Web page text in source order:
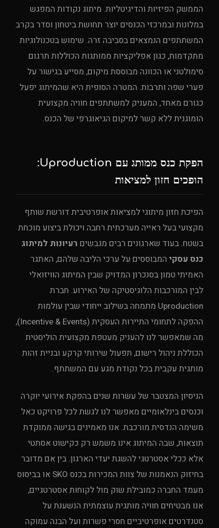
הממשק הפיזיות והדיגיטליות. מיתוג נקודות המפגש
במלונות ובמרכזי הכנסים יוצר תחושת ביטחון וסדר בקרב
המשתתפים הנמצאים בסביבה זרה. שימוש בטכנולוגיות
מתקדמות, כגון אפליקציות ממותגות הכוללות תרגום
סימולטני או הכוונה מבוססת מיקום, מסייע בגישור על
פערי שפה ותרבות. המטרה הסופית היא שהמיתוג יפעל
כגורם מאחד, המעניק למשתתפים חוויה מקצועית
הומוגנית ללא קשר למיקום הגיאוגרפי של הכנס.
הפקת כנס ממותג עם Uproduction:
הופכים חזון למציאות
הפיכת חזון מיתוגי למציאות אופרטיבית דורשת שותף
מקצועי בעל ראייה מערכתית רחבה ויכולת ביצוע מוכחת
בשטח. בעוד שארגונים רבים מגבשים רעיונות למיתוג
כנס עסקי המבוססים על ערכי הליבה שלהם, האתגר
האמיתי טמון בסנכרון המדויק שבין המיתוג הוויזואלי
לבין המורכבות הלוגיסטיקה של האירוע. חברת
Uproduction מתמחה בשילוב ייחודי שבין עולמות
ההפקה לתחומי התיירות העסקית (Incentive & Events),
מה שמאפשר לנו להעניק מעטפת מקצועית הוליסטית
הכוללת ניהול רישום, תפעול שירותי קרקע ובניית זהות
מותגית עקבית בכל נקודת מגע עם המשתתף.
הניסיון המצטבר של עשרות שנים בהפקת אירועי יוקרה
וכנסים בינלאומיים מאפשר לנו לגשת לכל פרויקט כאל
משימה הנדסית מורכבת. אנו מאמינים בגישה ממוקדת
תוצאות, שבה המיתוג אינו משמש רק כקישוט אסתטי
אלא ככלי אסטרטגי להשגת יעדי הארגון. בין אם מדובר
בחיזוק הנאמנות של צוות המכירות בכנס SKO או בביסוס
מעמד החברה כמובילת שוק מול לקוחות אסטרטגיים,
אנו מבטיחים חוויה מותגית עוצמתית הנשענת על
סטנדרטים אופרטיביים חסרי פשרות ועל הבנה עמוקה